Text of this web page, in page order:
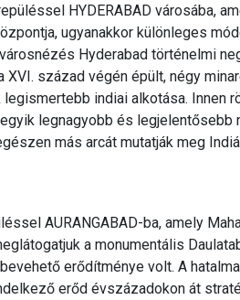
HYDERABAD városába,
ugyanakkor különleges
Hyderabad történelmi
XVI. század végén épült, négy
indiai alkotása. Innen
legnagyobb és legjelentősebb
más arcát mutatják meg
AURANGABAD-ba, amely
a monumentális
erődítménye volt. A
erőd évszázadokon át